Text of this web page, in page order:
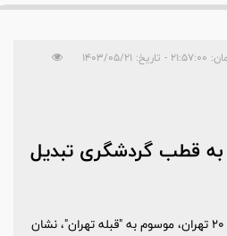
- تاریخ: ۱۴۰۳/۰۵/۲۱
به قطب گردشگری تبدیل
بررسی عملکرد شهرداری منطقه ۲۰ تهران، موسوم به "قبله تهران"، نشان